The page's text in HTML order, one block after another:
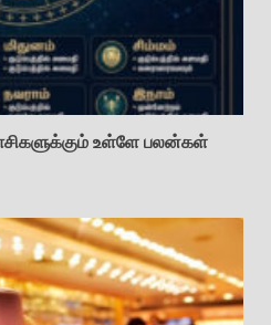
உள்ளே பலன்கள்